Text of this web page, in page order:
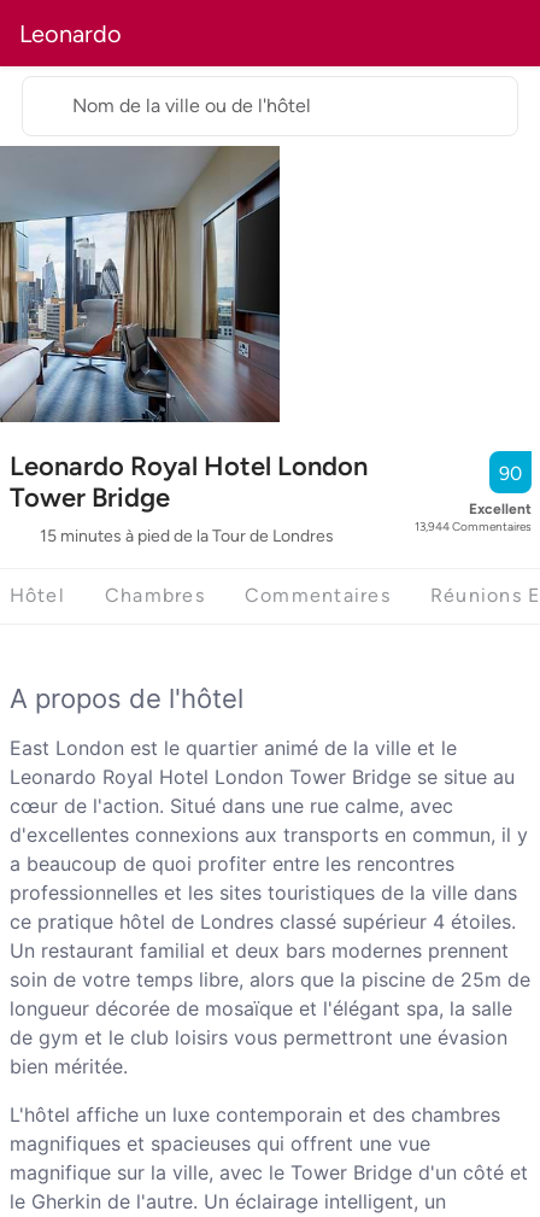
Leonardo
Leonardo Royal Hotel London
Tower Bridge
15 minutes à pied de la Tour de Londres
90
Excellent
13,944Commentaires
Nom de la ville ou de l'hôtel
Hôtel Chambres Commentaires Réunions
A propos de l'hôtel
East London est le quartier animé de la ville et le
Leonardo Royal Hotel London Tower Bridge se situe au
cœur de l'action. Situé dans une rue calme, avec
d'excellentes connexions aux transports en commun, il y
a beaucoup de quoi profiter entre les rencontres
professionnelles et les sites touristiques de la ville dans
ce pratique hôtel de Londres classé supérieur 4 étoiles.
Un restaurant familial et deux bars modernes prennent
soin de votre temps libre, alors que la piscine de 25m de
longueur décorée de mosaïque et l'élégant spa, la salle
de gym et le club loisirs vous permettront une évasion
bien méritée.
L'hôtel affiche un luxe contemporain et des chambres
magnifiques et spacieuses qui offrent une vue
magnifique sur la ville, avec le Tower Bridge d'un côté et
le Gherkin de l'autre. Un éclairage intelligent, un